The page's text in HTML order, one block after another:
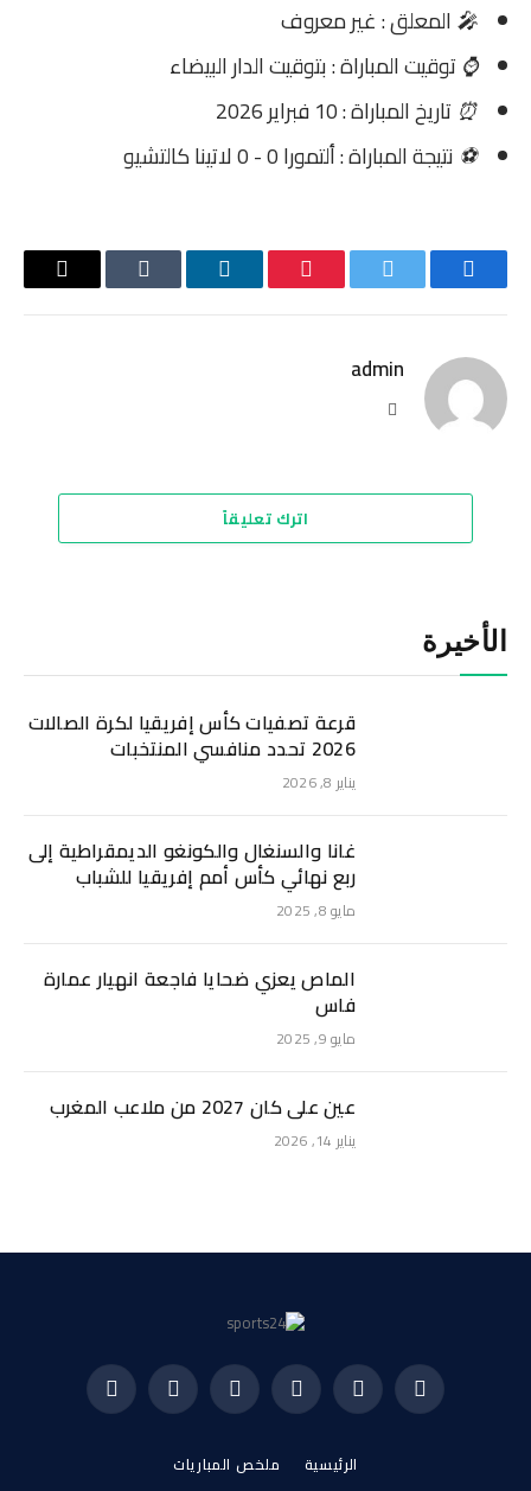
🎤المعلق : غير معروف
⌚توقيت المباراة : بتوقيت الدار البيضاء
⏰ تاريخ المباراة : 10 فبراير 2026
⚽ نتيجة المباراة : ألتمورا 0 - 0 لاتينا كالتشيو
فيسبوك تويتر بينتيريستلينكدإن Tumblr
البريد
admin
اترك تعليقاً
الأخيرة
قرعة تصفيات كأس إفريقيا لكرة الصالات
2026 تحدد منافسي المنتخبات
يناير 8, 2026
غانا والسنغال والكونغو الديمقراطية إلى
ربع نهائي كأس أمم إفريقيا للشباب
مايو 8, 2025
الماص يعزي ضحايا فاجعة انهيار عمارة
فاس
مايو 9, 2025
عين على كان 2027 من ملاعب المغرب
يناير 14, 2026
فيسبوك X
(Twitter)
الانستغرامبينتيريستفيميو يوتيوب
الرئيسية ملخص المباريات